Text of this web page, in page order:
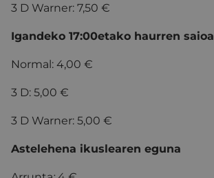
3 D Warner: 7,50 €
Igandeko 17:00etako haurren saioa
Normal: 4,00 €
3 D: 5,00 €
3 D Warner: 5,00 €
Astelehena ikuslearen eguna